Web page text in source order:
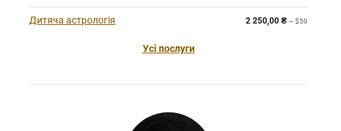
Дитяча астрологія 2 250,00 ₴ ~ $50
Усі послуги